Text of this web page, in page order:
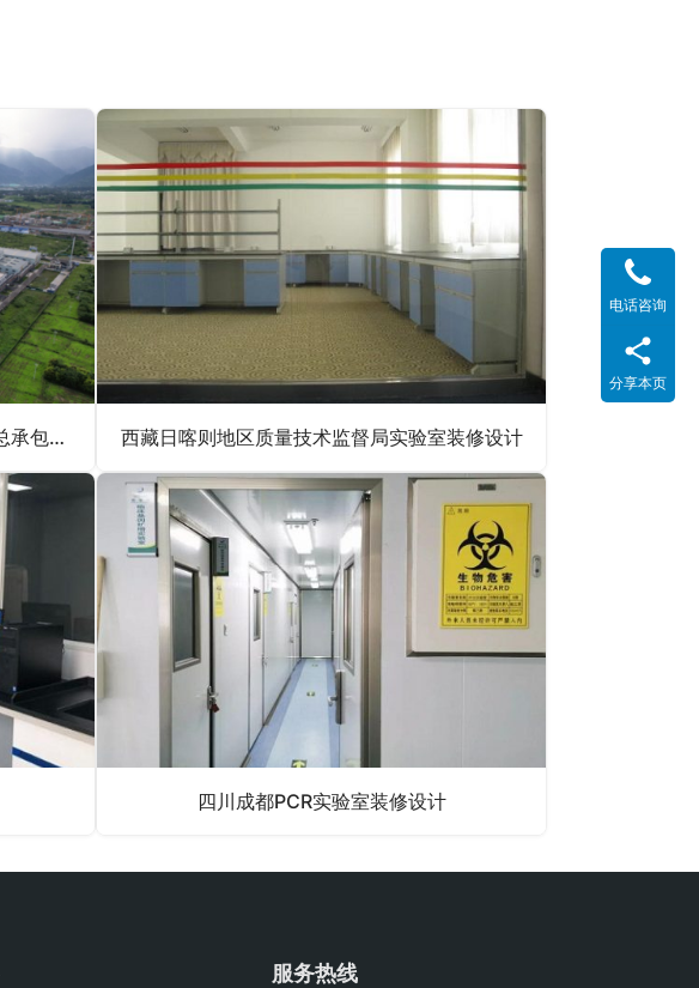
四川能投德阿锂业仓储及服务中心工程总承包项目 西藏日喀则地区质量技术监督局实验室装修设计
四川成都PCR实验室装修设计
服务热线
电话咨询
分享本页